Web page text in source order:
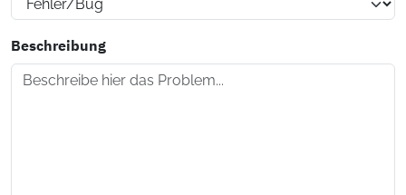
Beschreibung